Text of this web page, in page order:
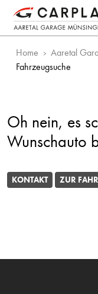
Home Aaretal
Fahrzeugsuche
Oh nein, es
Wunschauto
KONTAKT ZUR